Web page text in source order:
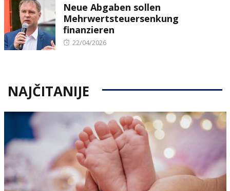
Neue Abgaben sollen
Mehrwertsteuersenkung
finanzieren
Posted
22/04/2026
NAJČITANIJE